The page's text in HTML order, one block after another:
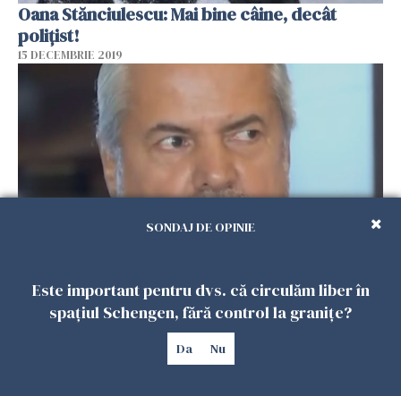
Oana Stănciulescu: Mai bine câine, decât
polițist!
15 DECEMBRIE 2019
Tupeul lui Adrian Năstase
14 DECEMBRIE 2019
SONDAJ DE OPINIE
Este important pentru dvs. că circulăm liber în
spațiul Schengen, fără control la granițe?
Da Nu